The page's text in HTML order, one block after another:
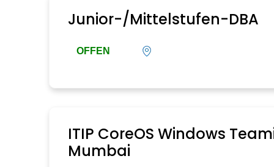
Junior-/Mittelstufen-DBA
OFFEN
ITIP CoreOS Windows
Mumbai